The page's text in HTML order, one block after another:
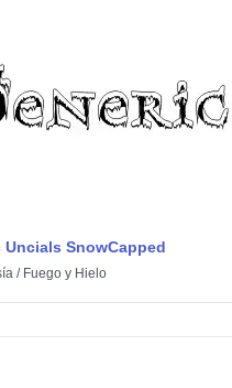
Uncials SnowCapped
/ Fuego y Hielo